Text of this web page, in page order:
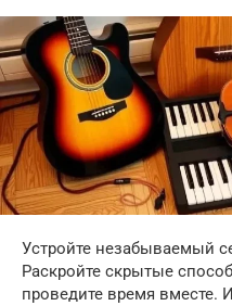
Устройте незабываемый
Раскройте скрытые
проведите время вместе.